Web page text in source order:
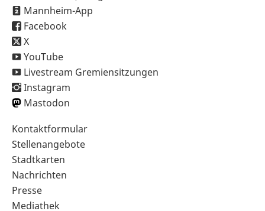
Mannheim-App
Facebook
X
YouTube
Livestream Gremiensitzungen
Instagram
Mastodon
Sekundärnavigation
im
Fußbereich
Kontaktformular
Stellenangebote
Stadtkarten
Nachrichten
Presse
Mediathek